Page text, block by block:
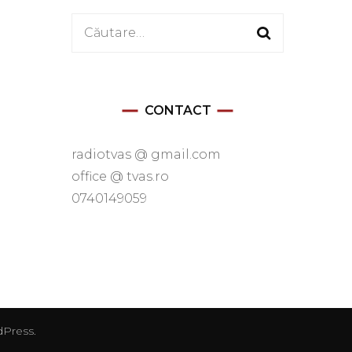
Caută
CONTACT
radiotvas @ gmail.com
office @ tvas.ro
0740149059
.